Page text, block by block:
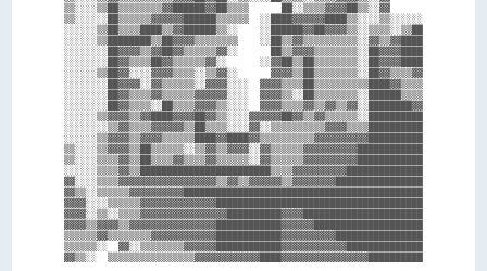
▒▒░░░░▒▒██▒▒▒▒▒▒▒▒▓▓██████▓▓██▒▒▒▒      ██░░▒▒▒▒▓▓▓▓██▒▒░░▓▓
▒▒░░░░░░██▒▒▒▒▒▒▓▓▓▓▓▓██████▒▒▒▒▒▒  ░░████▓▓▓▓▓▓████▒▒░░░░▒▒░░░░░░
░░░░░░▒▒██▒▒▒▒████▒▒▓▓██████▒▒░░    ░░██████▓▓██▓▓▓▓▒▒░░▒▒▒▒░░▒▒██
░░░░░░▒▒████████▒▒██▓▓▓▓▒▒▒▒▒▒▒▒    ░░██▒▒▓▓▒▒▒▒▒▒▒▒▒▒░░▓▓▒▒▓▓████
░░░░░░░░██▓▓▓▓▒▒▓▓██▓▓▒▒▒▒▒▒▓▓░░      ██▒▒▓▓▓▓▒▒▒▒▒▒▒▒░░██▓▓▓▓████
░░░░░░░░██▓▓▒▒▒▒██▓▓▒▒▒▒▒▒▓▓░░      ░░▓▓██▒▒██▒▒▒▒▒▒▒▒░░██▓▓▓▓████
░░░░░░▒▒██▓▓░░░░▓▓▓▓▒▒▒▒░░▒▒▓▓░░      ▓▓▓▓▒▒██▒▒▒▒▒▒▒▒░░██▓▓▒▒▒▒▓▓
░░░░░░░░██▓▓▓▓░░▓▓▒▒▒▒▒▒░░▓▓▓▓░░░░  ▓▓▓▓▒▒▒▒██▒▒▒▒▒▒▒▒▒▒████▓▓▒▒▒▒
░░░░░░░░██▓▓▒▒▒▒▓▓▒▒▒▒▒▒▓▓▓▓▓▓░░░░  ▓▓▓▓▒▒░░██▒▒▒▒▒▒▒▒░░██████▒▒▒▒
░░░░░░░░██▓▓▒▒▒▒░░██▒▒▒▒▓▓▓▓▒▒░░░░  ▓▓▓▓▒▒▒▒▓▓▒▒▓▓▒▒▓▓░░████████▓▓
░░░░░░▒▒▓▓▓▓▒▒▓▓████▓▓▓▓██▓▓▒▒░░░░▓▓▓▓▓▓██▓▓▒▒▓▓▒▒▒▒▒▒░░██████████
░░░░░░░░▒▒▓▓▒▒▒▒▓▓▓▓▓▓▒▒██▒▒▒▒░░░░▓▓░░▒▒▒▒▒▒▒▒▒▒▓▓▓▓▒▒▒▒██████████
░░░░░░▒▒▓▓▓▓▒▒▓▓▓▓▒▒▒▒▒▒████▓▓████▓▓▒▒▒▒▒▒▒▒▒▒▓▓▓▓▓▓▓▓▓▓██████████
▒▒░░░░▒▒▓▓▓▓▒▒██▒▒▒▒▒▒░░▒▒▓▓▒▒▓▓▓▓░░▓▓▒▒▒▒▒▒▓▓▓▓▓▓▓▓▓▓████████████
▒▒░░░░▒▒▒▒▓▓▒▒██▒▒▒▒▓▓▒▒▒▒▓▓▒▒▒▒▒▒░░▓▓▒▒▒▒▒▒▓▓▓▓▓▓▓▓▓▓████████████
░░░░░░▒▒▒▒▓▓▒▒████████████████████████▒▒▒▒▓▓▓▓▓▓▓▓▓▓██████████████
▓▓░░░░▒▒▒▒▓▓▓▓▓▓▓▓▓▓▓▓▓▓▓▓▓▓▒▒▓▓▒▒▓▓▓▓▓▓▒▒▓▓▓▓▓▓▓▓████████████████
▓▓▒▒░░▒▒▒▒▒▒▓▓▓▓▓▓▓▓▓▓████████████████████████████████████████████
▓▓▓▓░░░░▒▒▒▒▒▒▓▓▓▓▓▓▓▓▓▓▓▓▓▓██████████████████████████████████████
▓▓▓▓░░▒▒░░▒▒▒▒▓▓▓▓▓▓▓▓▓▓▓▓▓▓▓▓██████████▓▓▓▓██████████████████████
▓▓▓▓▒▒▓▓▓▓▒▒▓▓▓▓▓▓▓▓▓▓▓▓▓▓▓▓████████████▓▓▓▓▓▓████████████████████
▒▒▒▒▒▒▓▓▒▒▒▒▒▒▒▒▓▓▓▓▓▓▓▓▓▓▓▓████████████▓▓▓▓▓▓▓▓▓▓████████████████
▒▒▒▒▒▒░░  ▓▓░░▒▒▒▒▒▒▒▒▓▓▓▓▓▓████████████▓▓▓▓▓▓▓▓▓▓▓▓██████████████